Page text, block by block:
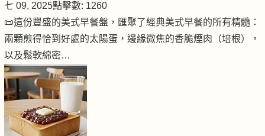
七 09, 2025點擊數: 1260
📜這份豐盛的美式早餐盤，匯聚了經典美式早餐的所有精髓：
兩顆煎得恰到好處的太陽蛋，邊緣微焦的香脆煙肉（培根），
以及鬆軟綿密…